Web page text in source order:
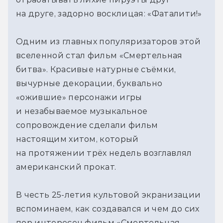
на друге, задорно восклицая: «Фаталити!»
Одним из главных популяризаторов этой
вселенной стал фильм «Смертельная
битва». Красивые натурные съёмки,
вычурные декорации, буквально
«ожившие» персонажи игры
и незабываемое музыкальное
сопровождение сделали фильм
настоящим хитом, который
на протяжении трёх недель возглавлял
американский прокат.
В честь 25-летия культовой экранизации
вспоминаем, как создавался и чем до сих